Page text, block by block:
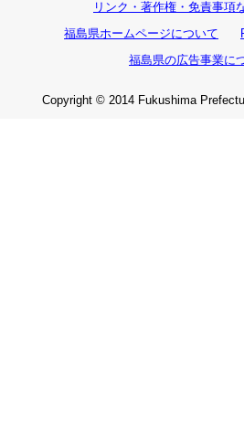
リンク・著作権・免責事項
福島県ホームページについて
福島県の広告事業に
Copyright © 2014 Fukushima